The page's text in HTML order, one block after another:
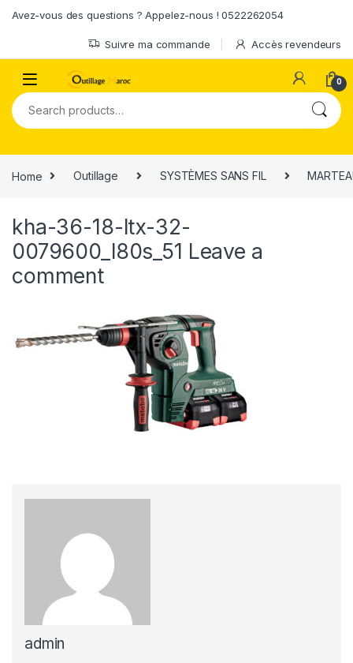
Avez-vous des questions ? Appelez-nous ! 0522262054
Suivre ma commande Accès revendeurs
0
Search for:
Home Outillage SYSTÈMES SANS FIL
kha-36-18-ltx-32-
0079600_l80s_51 Leave a
comment
admin